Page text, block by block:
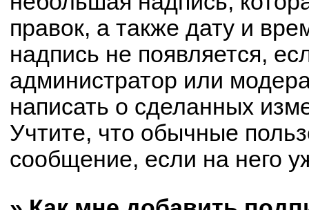
правок, а также дату и
надпись не появляется,
администратор или
написать о сделанных
Учтите, что обычные
сообщение, если на него